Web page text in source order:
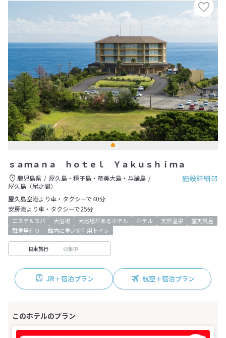
ｓａｍａｎａ ｈｏｔｅｌ Ｙａｋｕｓｈｉｍａ
施設詳細
鹿児島県
屋久島・種子島・奄美大島・与論島
屋久島（尾之間）
屋久島空港より車・タクシーで40分
安房港より車・タクシーで25分
エステ＆スパ 大浴場 大浴場があるホテル ホテル 天然温泉
露天風呂
駐車場有り
館内に車いす利用トイレ
日本旅行 収集中
JR＋宿泊プラン 航空＋宿泊プラン